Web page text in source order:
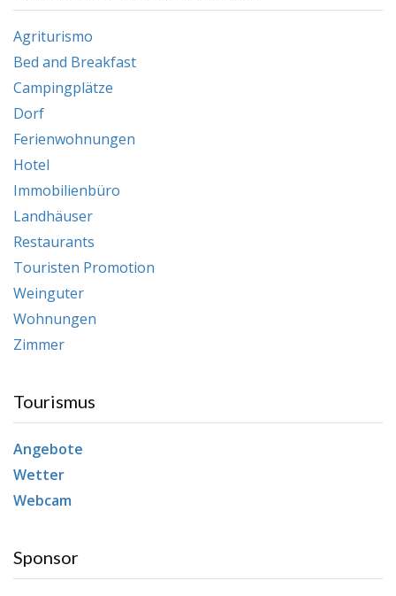
Agriturismo
Bed and Breakfast
Campingplätze
Dorf
Ferienwohnungen
Hotel
Immobilienbüro
Landhäuser
Restaurants
Touristen Promotion
Weinguter
Wohnungen
Zimmer
Tourismus
Angebote
Wetter
Webcam
Sponsor